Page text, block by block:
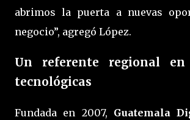
abrimos la puerta a nuevas
negocio”, agregó López.
Un referente regional en
tecnológicas
Fundada en 2007, Guatemala